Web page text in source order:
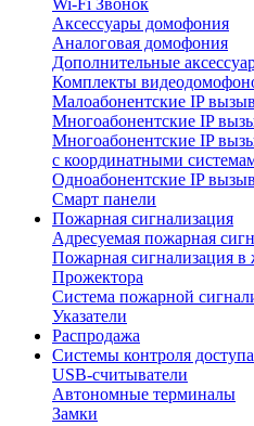
Wi-Fi Звонок
Аксессуары домофония
Аналоговая домофония
Дополнительные
Комплекты
Малоабонентские IP
Многоабонентские IP
Многоабонентские IP
с координатными
Одноабонентские IP
Смарт панели
Пожарная сигнализация
Адресуемая пожарная
Пожарная сигнализация
Прожектора
Система пожарной
Указатели
Распродажа
Системы контроля доступа
USB-считыватели
Автономные терминалы
Замки